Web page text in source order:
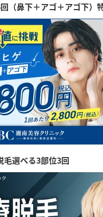
（鼻下＋アゴ＋アゴ下）
選べる3部位3回